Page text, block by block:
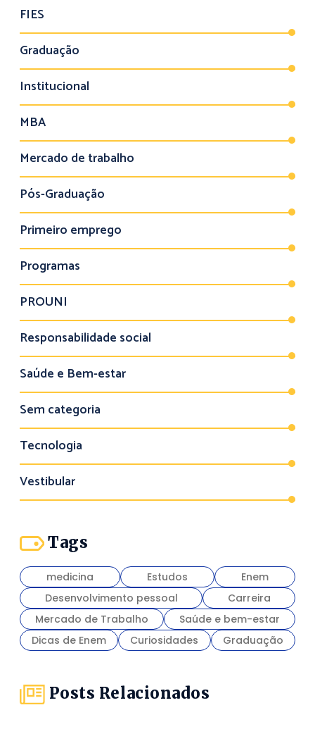
FIES
Graduação
Institucional
MBA
Mercado de trabalho
Pós-Graduação
Primeiro emprego
Programas
PROUNI
Responsabilidade social
Saúde e Bem-estar
Sem categoria
Tecnologia
Vestibular
Tags
medicina Estudos
Enem
Desenvolvimento pessoal
Carreira
Mercado de Trabalho
Saúde e bem-estar
Dicas de Enem
Curiosidades Graduação
Posts Relacionados